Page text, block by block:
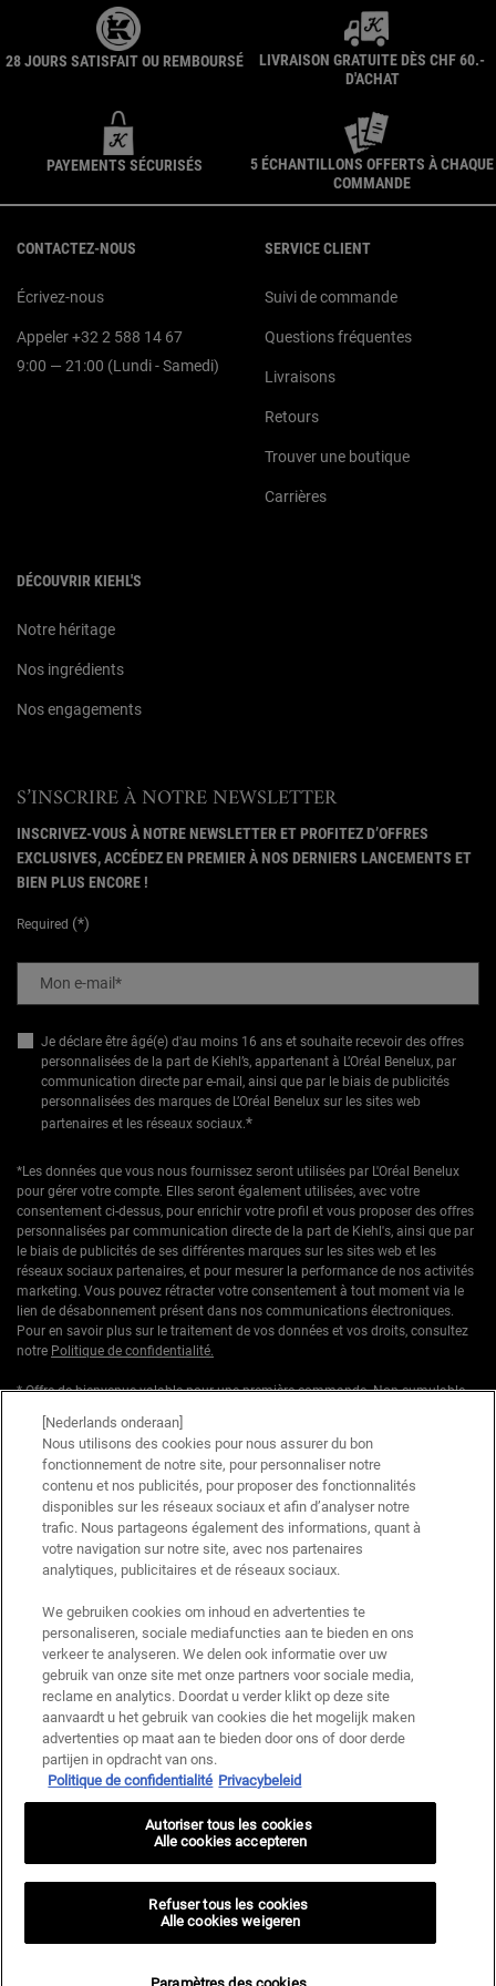
28 JOURS SATISFAIT OU REMBOURSÉ
LIVRAISON GRATUITE DÈS CHF 60.-
D'ACHAT
PAYEMENTS SÉCURISÉS
5 ÉCHANTILLONS OFFERTS À CHAQUE
COMMANDE
CONTACTEZ-NOUS
Écrivez-nous
Appeler +32 2 588 14 67
9:00 — 21:00 (Lundi - Samedi)
SERVICE CLIENT
Suivi de commande
Questions fréquentes
Livraisons
Retours
Trouver une boutique
Carrières
DÉCOUVRIR KIEHL'S
Notre héritage
Nos ingrédients
Nos engagements
S’INSCRIRE À NOTRE NEWSLETTER
INSCRIVEZ-VOUS À NOTRE NEWSLETTER ET PROFITEZ D’OFFRES
EXCLUSIVES, ACCÉDEZ EN PREMIER À NOS DERNIERS LANCEMENTS ET
BIEN PLUS ENCORE !
Required (*)
Mon e-mail*
Je déclare être âgé(e) d'au moins 16 ans et souhaite recevoir des offres
personnalisées de la part de Kiehl’s, appartenant à L’Oréal Benelux, par
communication directe par e-mail, ainsi que par le biais de publicités
personnalisées des marques de L’Oréal Benelux sur les sites web
partenaires et les réseaux sociaux.*
*Les données que vous nous fournissez seront utilisées par L'Oréal Benelux
pour gérer votre compte. Elles seront également utilisées, avec votre
consentement ci-dessus, pour enrichir votre profil et vous proposer des offres
personnalisées par communication directe de la part de Kiehl's, ainsi que par
le biais de publicités de ses différentes marques sur les sites web et les
réseaux sociaux partenaires, et pour mesurer la performance de nos activités
marketing. Vous pouvez rétracter votre consentement à tout moment via le
lien de désabonnement présent dans nos communications électroniques.
Pour en savoir plus sur le traitement de vos données et vos droits, consultez
notre Politique de confidentialité.
* Offre de bienvenue valable pour une première commande. Non cumulable
'Cadeau avec achat' . Utilisation limitée à une seule fois par client. Non
applicable sur les éditions limitées & ensembles.
Ce site est protégé par Cloudflare et la politique de confidentialité et les conditions
dutilisation sappliquent.
Informations sur le fabricant
KIEHL'S
14, rue Royale - 75008 Paris France
kiehls@be.oaccare.com
Politique de Confidentialité Conditions Générales de Vente
[Nederlands onderaan]
Nous utilisons des cookies pour nous assurer du bon
fonctionnement de notre site, pour personnaliser notre
contenu et nos publicités, pour proposer des fonctionnalités
disponibles sur les réseaux sociaux et afin d’analyser notre
trafic. Nous partageons également des informations, quant à
votre navigation sur notre site, avec nos partenaires
analytiques, publicitaires et de réseaux sociaux.
We gebruiken cookies om inhoud en advertenties te
personaliseren, sociale mediafuncties aan te bieden en ons
verkeer te analyseren. We delen ook informatie over uw
gebruik van onze site met onze partners voor sociale media,
reclame en analytics. Doordat u verder klikt op deze site
aanvaardt u het gebruik van cookies die het mogelijk maken
advertenties op maat aan te bieden door ons of door derde
partijen in opdracht van ons.
Politique de confidentialité Privacybeleid
Refuser tous les cookies
Alle cookies weigeren
Autoriser tous les cookies
Alle cookies accepteren